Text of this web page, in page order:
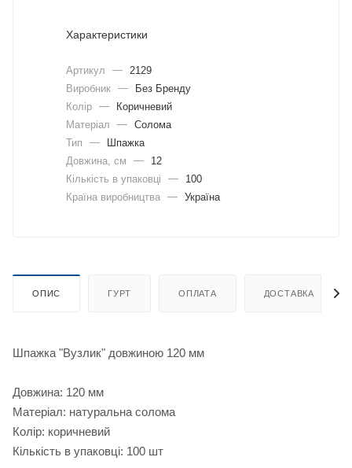
Характеристики
Артикул —
2129
Виробник —
Без Бренду
Колір —
Коричневий
Матеріал
— Солома
Тип
—
Шпажка
Довжина, cм
—
12
Кількість в упаковці
—
100
Країна виробництва — Україна
ОПИС ГУРТ ОПЛАТА ДОСТАВКА
Шпажка "Вузлик" довжиною 120 мм
Довжина: 120 мм
Матеріал: натуральна солома
Колір: коричневий
Кількість в упаковці: 100 шт